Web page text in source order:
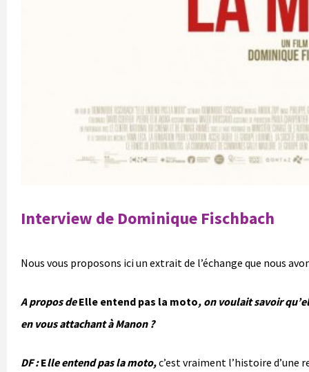
Interview de Dominique Fischbach
Nous vous proposons ici un extrait de l’échange que nous
A propos deElle entend pas la moto, on voulait savoir
en vous attachant à Manon ?
DF : Elle entend pas la moto,c’est vraiment l’histoire d’une